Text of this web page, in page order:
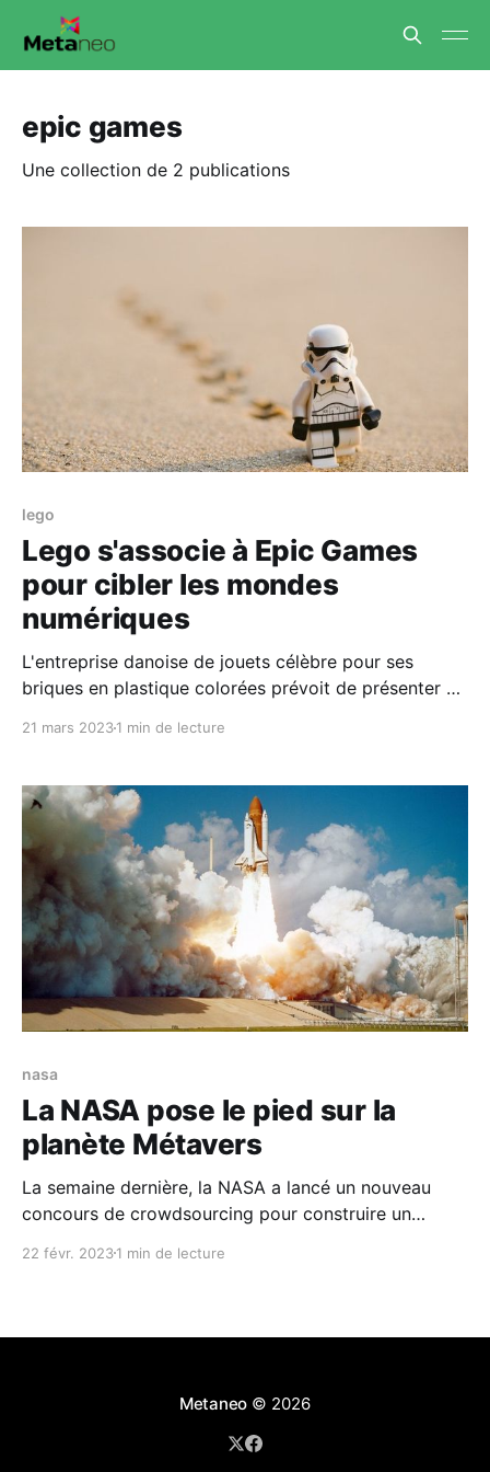
epic games
Une collection de 2 publications
lego
Lego s'associe à Epic Games
pour cibler les mondes
numériques
L'entreprise danoise de jouets célèbre pour ses
briques en plastique colorées prévoit de présenter un
21 mars 20231 min de lecture
nasa
La NASA pose le pied sur la
planète Métavers
La semaine dernière, la NASA a lancé un nouveau
concours de crowdsourcing pour construire un
serait en mesure d'utiliser le simulateur pour préparer
22 févr. 20231 min de lecture
Metaneo © 2026